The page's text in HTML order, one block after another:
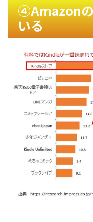
④Amazon
いる